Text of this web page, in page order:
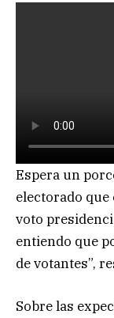
Espera un
electorado que
voto
entiendo que
de votantes”,
Sobre las